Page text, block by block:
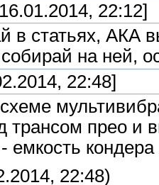
22:12]
в статьях, АКА
на ней,
22:48]
трансом прео и
емкость
22:48)